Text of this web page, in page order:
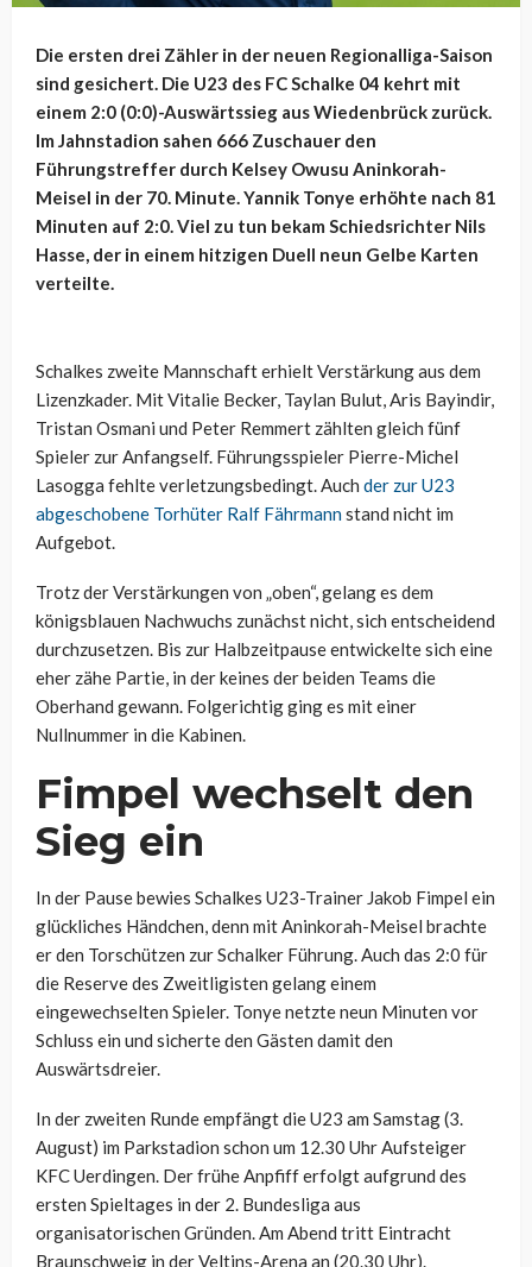
Die ersten drei Zähler in der neuen Regionalliga-Saison
sind gesichert. Die U23 des FC Schalke 04 kehrt mit
einem 2:0 (0:0)-Auswärtssieg aus Wiedenbrück zurück.
Im Jahnstadion sahen 666 Zuschauer den
Führungstreffer durch Kelsey Owusu Aninkorah-
Meisel in der 70. Minute. Yannik Tonye erhöhte nach 81
Minuten auf 2:0. Viel zu tun bekam Schiedsrichter Nils
Hasse, der in einem hitzigen Duell neun Gelbe Karten
verteilte.
Schalkes zweite Mannschaft erhielt Verstärkung aus dem
Lizenzkader. Mit Vitalie Becker, Taylan Bulut, Aris Bayindir,
Tristan Osmani und Peter Remmert zählten gleich fünf
Spieler zur Anfangself. Führungsspieler Pierre-Michel
Lasogga fehlte verletzungsbedingt. Auch der zur U23
abgeschobene Torhüter Ralf Fährmannstand nicht im
Aufgebot.
Trotz der Verstärkungen von „oben“, gelang es dem
königsblauen Nachwuchs zunächst nicht, sich entscheidend
durchzusetzen. Bis zur Halbzeitpause entwickelte sich eine
eher zähe Partie, in der keines der beiden Teams die
Oberhand gewann. Folgerichtig ging es mit einer
Nullnummer in die Kabinen.
Fimpel wechselt den
Sieg ein
In der Pause bewies Schalkes U23-Trainer Jakob Fimpel ein
glückliches Händchen, denn mit Aninkorah-Meisel brachte
er den Torschützen zur Schalker Führung. Auch das 2:0 für
die Reserve des Zweitligisten gelang einem
eingewechselten Spieler. Tonye netzte neun Minuten vor
Schluss ein und sicherte den Gästen damit den
Auswärtsdreier.
In der zweiten Runde empfängt die U23 am Samstag (3.
August) im Parkstadion schon um 12.30 Uhr Aufsteiger
KFC Uerdingen. Der frühe Anpfiff erfolgt aufgrund des
ersten Spieltages in der 2. Bundesliga aus
organisatorischen Gründen. Am Abend tritt Eintracht
Braunschweig in der Veltins-Arena an (20.30 Uhr).